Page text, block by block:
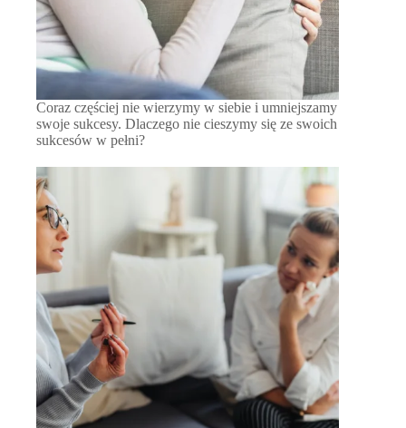
Coraz częściej nie wierzymy w siebie i umniejszamy
swoje sukcesy. Dlaczego nie cieszymy się ze swoich
sukcesów w pełni?